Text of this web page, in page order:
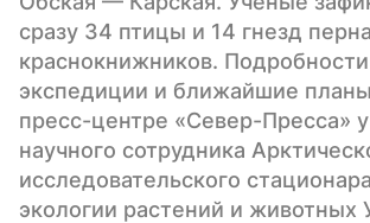
сразу 34 птицы и 14 гнезд
краснокнижников.
экспедиции и ближайшие
пресс-центре «Север-Пресса»
научного сотрудника
исследовательского
экологии растений и животных